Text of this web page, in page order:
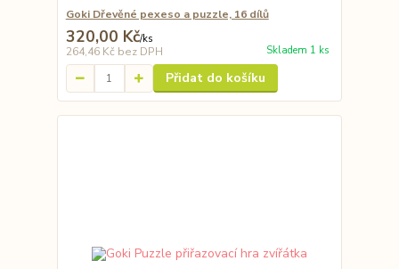
Goki Dřevěné pexeso a puzzle, 16 dílů
320,00 Kč/ks
264,46 Kč bez DPH Skladem 1 ks
Přidat do košíku